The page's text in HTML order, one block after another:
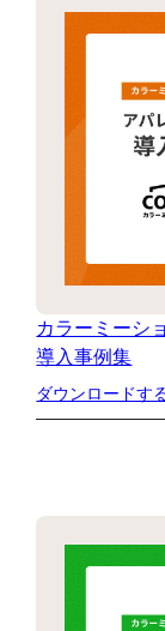
カラーミーシ
導入事例集
ダウンロードす